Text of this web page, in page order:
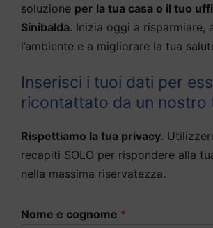
soluzione per la tua casa o il tuo
Sinibalda. Inizia oggi a risparmiare,
l’ambiente e a migliorare la tua
Inserisci i tuoi dati per
ricontattato da un nostro
Rispettiamo la tua privacy.
recapiti SOLO per rispondere alla
nella massima riservatezza.
Nome e cognome *